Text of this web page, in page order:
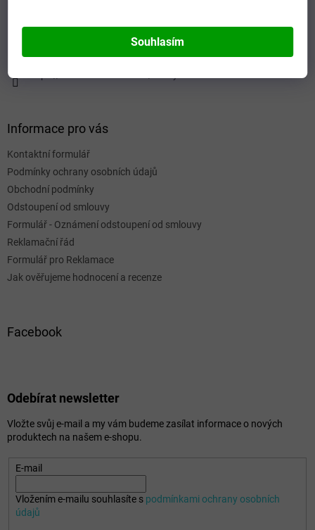
Souhlasím
+420 732 995 273 (16 - 19 hod.)
Informace pro vás
Kontaktní formulář
Podmínky ochrany osobních údajů
Obchodní podmínky
Odstoupení od smlouvy
Formulář - Oznámení odstoupení od smlouvy
Reklamační řád
Formulář pro Reklamace
Jak ověřujeme hodnocení a recenze
Facebook
Odebírat newsletter
Vložte svůj e-mail a my vám budeme zasílat informace o nových
produktech na našem e-shopu.
E-mail
Vložením e-mailu souhlasíte s podmínkami ochrany osobních
údajů